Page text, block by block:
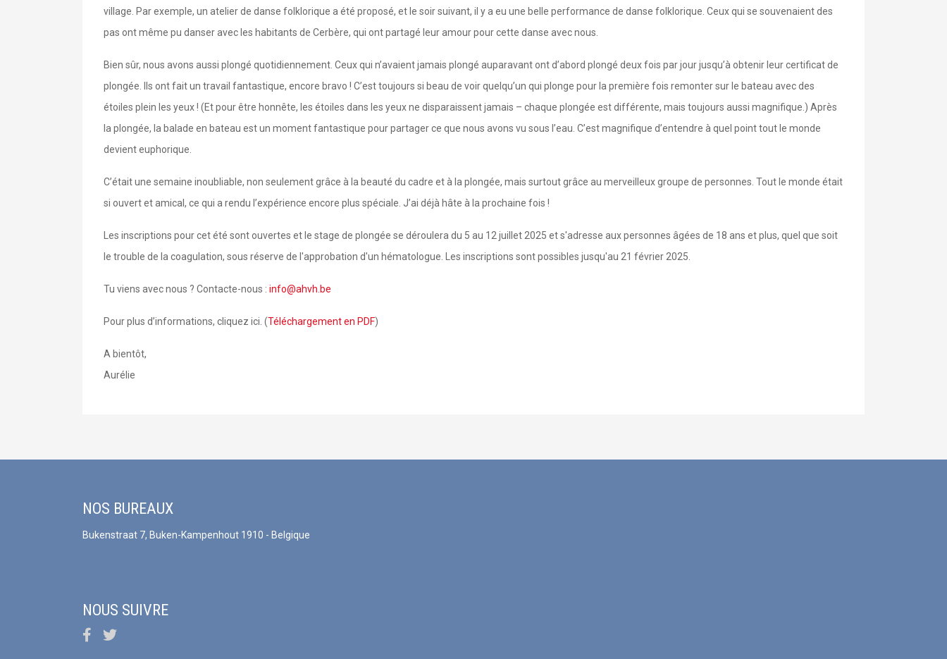
village. Par exemple, un atelier de danse folklorique a été proposé, et le soir suivant, il y a eu une belle performance de danse folklorique. Ceux qui se souvenaient des
pas ont même pu danser avec les habitants de Cerbère, qui ont partagé leur amour pour cette danse avec nous.
Bien sûr, nous avons aussi plongé quotidiennement. Ceux qui n’avaient jamais plongé auparavant ont d’abord plongé deux fois par jour jusqu’à obtenir leur certificat de
plongée. Ils ont fait un travail fantastique, encore bravo ! C’est toujours si beau de voir quelqu’un qui plonge pour la première fois remonter sur le bateau avec des
étoiles plein les yeux ! (Et pour être honnête, les étoiles dans les yeux ne disparaissent jamais – chaque plongée est différente, mais toujours aussi magnifique.) Après
la plongée, la balade en bateau est un moment fantastique pour partager ce que nous avons vu sous l’eau. C’est magnifique d’entendre à quel point tout le monde
devient euphorique.
C’était une semaine inoubliable, non seulement grâce à la beauté du cadre et à la plongée, mais surtout grâce au merveilleux groupe de personnes. Tout le monde était
si ouvert et amical, ce qui a rendu l’expérience encore plus spéciale. J’ai déjà hâte à la prochaine fois !
Les inscriptions pour cet été sont ouvertes et le stage de plongée se déroulera du 5 au 12 juillet 2025 et s'adresse aux personnes âgées de 18 ans et plus, quel que soit
le trouble de la coagulation, sous réserve de l'approbation d'un hématologue. Les inscriptions sont possibles jusqu'au 21 février 2025.
Tu viens avec nous ? Contacte-nous : info@ahvh.be
Pour plus d’informations, cliquez ici. (Téléchargement en PDF)
A bientôt,
Aurélie
NOS BUREAUX
Bukenstraat 7, Buken-Kampenhout 1910 - Belgique
NOUS SUIVRE